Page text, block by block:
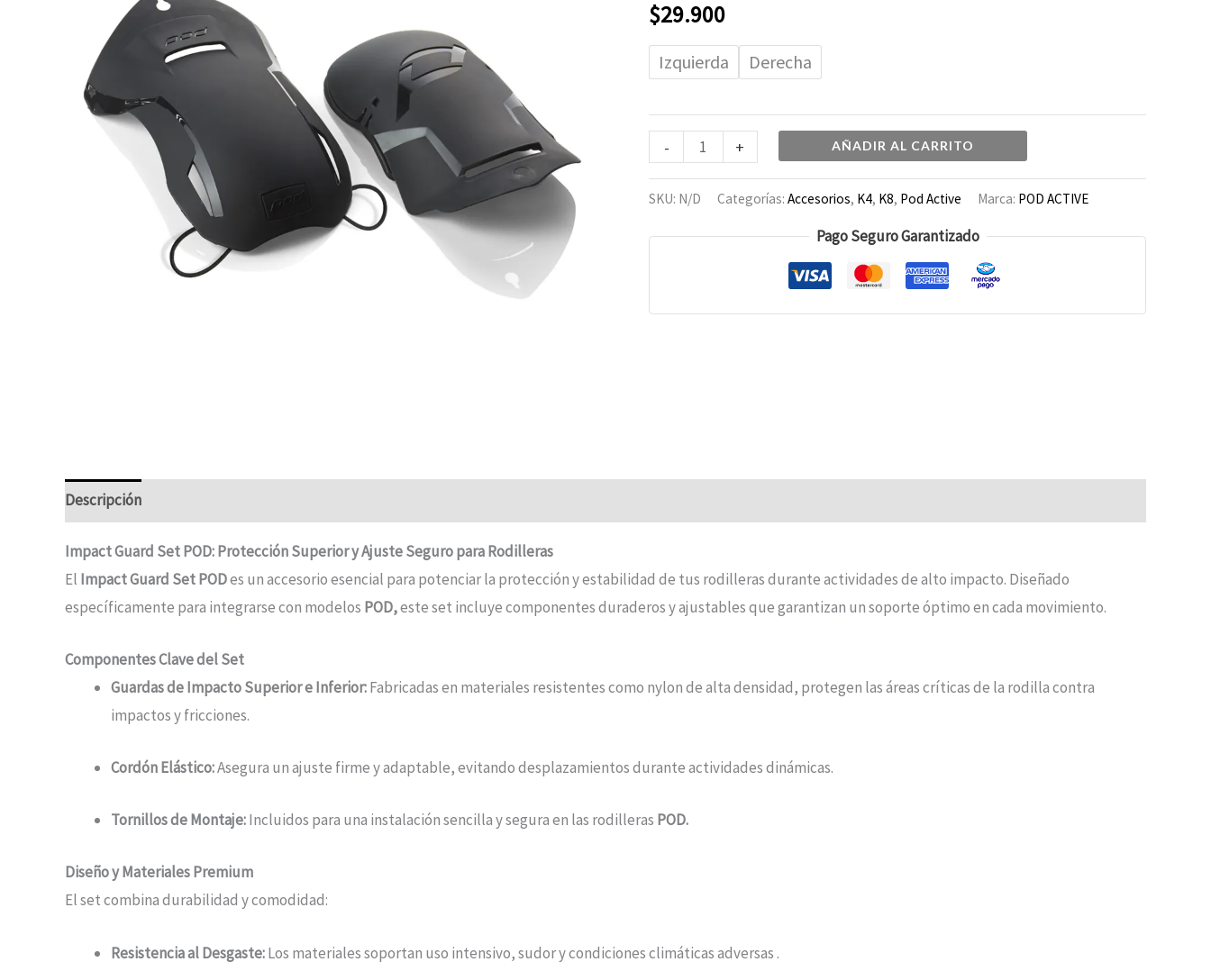
$29.900
Izquierda Derecha
- + AÑADIR AL CARRITO
SKU: N/D Categorías: Accesorios, K4, K8, Pod Active Marca: POD ACTIVE
Pago Seguro Garantizado
Descripción
Impact Guard Set POD: Protección Superior y Ajuste Seguro para Rodilleras
El Impact Guard Set PODes un accesorio esencial para potenciar la protección y estabilidad de tus rodilleras durante actividades de alto impacto. Diseñado
específicamente para integrarse con modelos POD,este set incluye componentes duraderos y ajustables que garantizan un soporte óptimo en cada movimiento.
Componentes Clave del Set
Guardas de Impacto Superior e Inferior:Fabricadas en materiales resistentes como nylon de alta densidad, protegen las áreas críticas de la rodilla contra
impactos y fricciones.
Cordón Elástico:Asegura un ajuste firme y adaptable, evitando desplazamientos durante actividades dinámicas.
Tornillos de Montaje:Incluidos para una instalación sencilla y segura en las rodilleras POD.
Diseño y Materiales Premium
El set combina durabilidad y comodidad:
Resistencia al Desgaste:Los materiales soportan uso intensivo, sudor y condiciones climáticas adversas .